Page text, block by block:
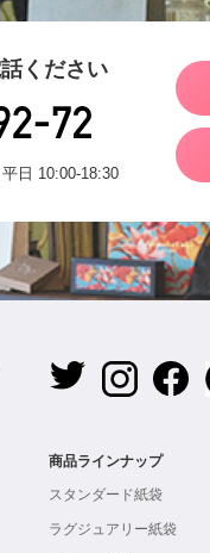
ください
日 10:00-18:30
商品ラインナップ
スタンダード紙袋
ラグジュアリー紙袋